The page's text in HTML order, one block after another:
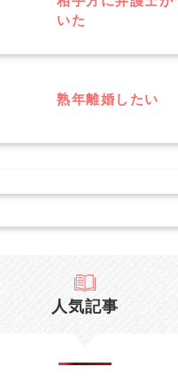
いた
熟年離婚したい
人気記事